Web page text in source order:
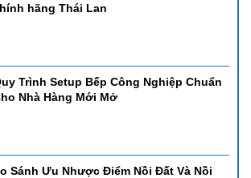
hãng Thái Lan
Trình Setup Bếp Công Nghiệp Chuẩn
Nhà Hàng Mới Mở
Sánh Ưu Nhược Điểm Nồi Đất Và Nồi